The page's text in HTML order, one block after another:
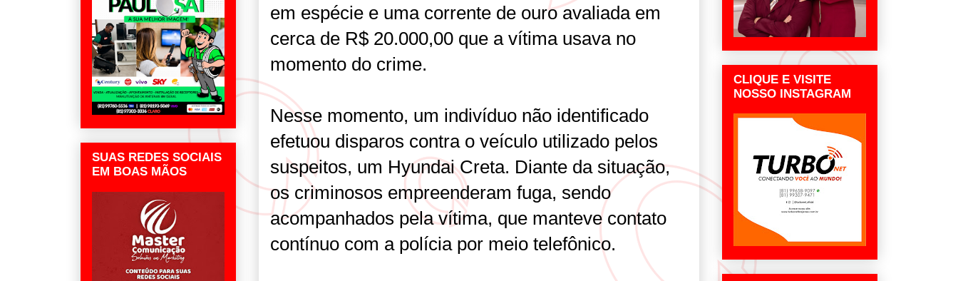
em espécie e uma corrente de ouro avaliada em
cerca de R$ 20.000,00 que a vítima usava no
momento do crime.
Nesse momento, um indivíduo não identificado
efetuou disparos contra o veículo utilizado pelos
suspeitos, um Hyundai Creta. Diante da situação,
os criminosos empreenderam fuga, sendo
acompanhados pela vítima, que manteve contato
contínuo com a polícia por meio telefônico.
SUAS REDES SOCIAIS
EM BOAS MÃOS
CLIQUE E VISITE
NOSSO INSTAGRAM